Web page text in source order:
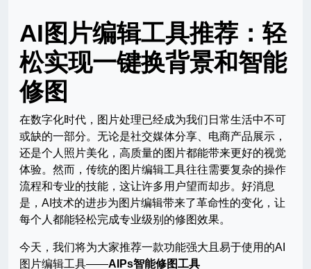
AI图片编辑工具推荐：轻
松实现一键换背景和智能
修图
在数字化时代，图片处理已经成为我们日常生活中不可
或缺的一部分。无论是社交媒体分享、电商产品展示，
还是个人照片美化，高质量的图片都能带来更好的视觉
体验。然而，传统的图片编辑工具往往需要复杂的操作
流程和专业的技能，这让许多用户望而却步。好消息
是，AI技术的进步为图片编辑带来了革命性的变化，让
每个人都能轻松完成专业级别的修图效果。
今天，我们将为大家推荐一款功能强大且易于使用的AI
图片编辑工具——AIPs智能修图工具